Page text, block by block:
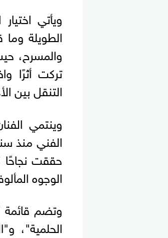
ويأتي
الطويلة
والمسرح،
تركت أثرًا
التنقل بين
وينتمي
الفني منذ
حققت نجاحًا
الوجوه
وتضم قائمة
الحلمية"،